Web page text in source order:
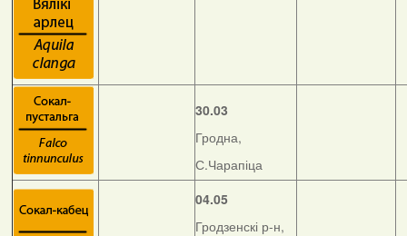
30.03
Гродна,
С.Чарапіца
04.05
Гродзенскі р-н,